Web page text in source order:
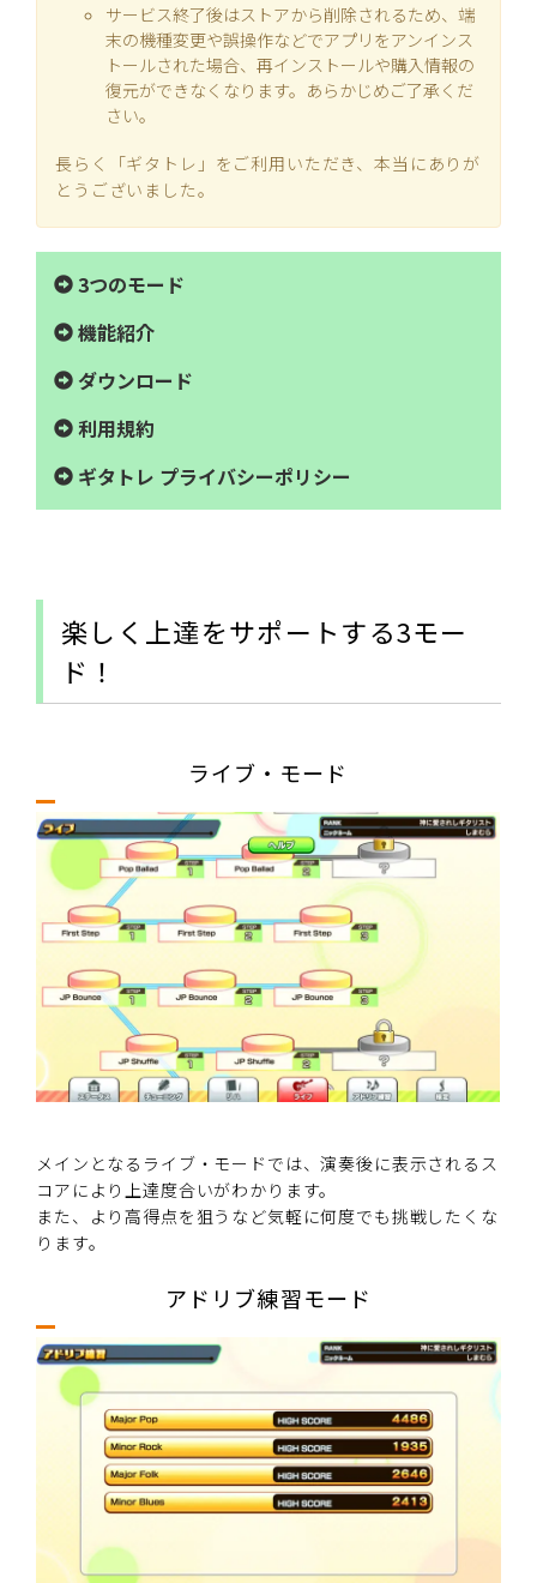
3つのモード
機能紹介
ダウンロード
利用規約
ギタトレ プライバシーポリシー
サービス終了後はストアから削除されるため、端
末の機種変更や誤操作などでアプリをアンインス
トールされた場合、再インストールや購入情報の
復元ができなくなります。あらかじめご了承くだ
さい。
長らく「ギタトレ」をご利用いただき、本当にありが
とうございました。
楽しく上達をサポートする3モー
ド！
ライブ・モード
メインとなるライブ・モードでは、演奏後に表示されるス
コアにより上達度合いがわかります。
また、より高得点を狙うなど気軽に何度でも挑戦したくな
ります。
アドリブ練習モード